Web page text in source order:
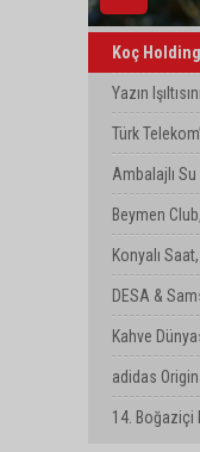
Koç
Milyar
Yazın
Watsons
Türk
Performans
Ambalajlı
Uyarısı
Beymen
Mağazasını
Konyalı
AVM’de Açtı
DESA &
Mağazasını
Kahve
Bulvarı’nda
adidas
Koleksiyon
14. Boğaziçi